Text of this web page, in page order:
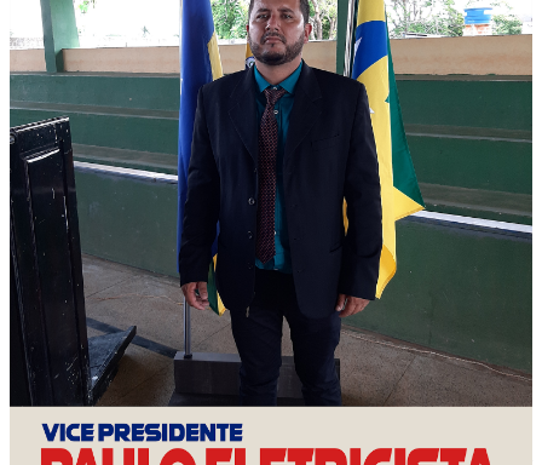
A expectativa da organização é de que o encontro
constitua um marco no processo eleitoral ao aproximar o
debate político das evidências produzidas pelo controle
externo, oferecendo aos postulantes ao Governo do Estado
uma base técnica consistente para a formulação de
propostas voltadas ao desenvolvimento de Rondônia.
EXPOSIÇÃO TÉCNICA VAI
APRESENTAR INDICADORES
ESTRATÉGICOS
A programação contempla a apresentação de indicadores
estratégicos sobre sustentabilidade fiscal, capacidade de
investimento, saúde, educação, infraestrutura, governança,
desempenho da administração pública e outros temas
considerados essenciais para a definição das prioridades da